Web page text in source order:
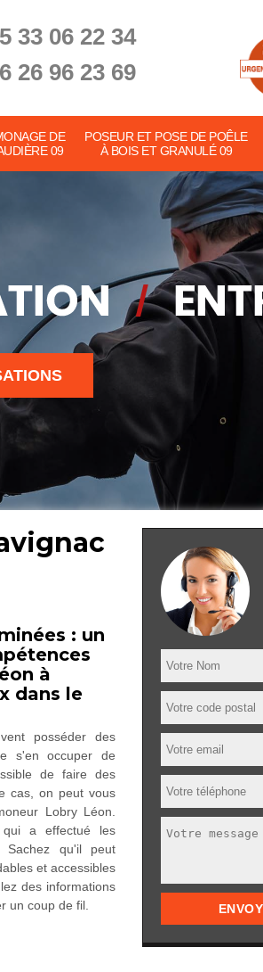
33 06 22 34
26 96 23 69
DE
09
POSEUR ET POSE DE POÊLE
À BOIS ET GRANULÉ 09
: un
à
dans le
posséder des
s'en occuper de
de faire des
cas, on peut vous
Lobry Léon.
qui a effectué les
Sachez qu'il peut
et accessibles
des informations
un coup de fil.